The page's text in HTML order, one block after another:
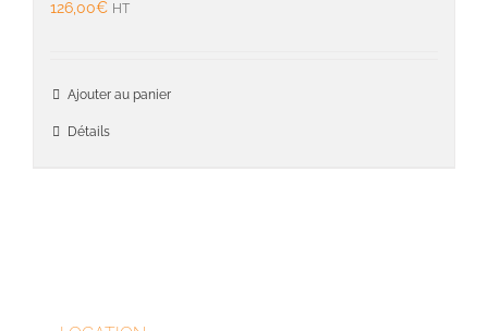
126,00€ HT
Ajouter au panier
Détails